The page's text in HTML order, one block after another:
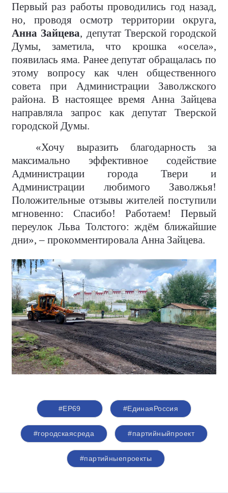
Первый раз работы проводились год назад,
но, проводя осмотр территории округа,
Анна Зайцева, депутат Тверской городской
Думы, заметила, что крошка «осела»,
появилась яма. Ранее депутат обращалась по
этому вопросу как член общественного
совета при Администрации Заволжского
района. В настоящее время Анна Зайцева
направляла запрос как депутат Тверской
городской Думы.
«Хочу выразить благодарность за
максимально эффективное содействие
Администрации города Твери и
Администрации любимого Заволжья!
Положительные отзывы жителей поступили
мгновенно: Спасибо! Работаем! Первый
переулок Льва Толстого: ждём ближайшие
дни», – прокомментировала Анна Зайцева.
#ЕР69 #ЕдинаяРоссия
#городскаясреда #партийныйпроект
#партийныепроекты